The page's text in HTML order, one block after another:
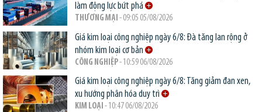
làm động lực bứt phá
THƯƠNG MẠI - 09:05 05/08/2026
Giá kim loại công nghiệp ngày 6/8: Đà tăng lan rộng ở
nhóm kim loại cơ bản
CÔNG NGHIỆP- 10:59 06/08/2026
Giá kim loại công nghiệp ngày 6/8: Tăng giảm đan xen,
xu hướng phân hóa duy trì
KIM LOẠI - 10:47 06/08/2026